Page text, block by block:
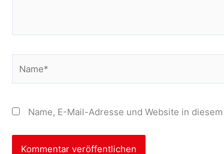
Name, E-Mail-Adresse und Website in